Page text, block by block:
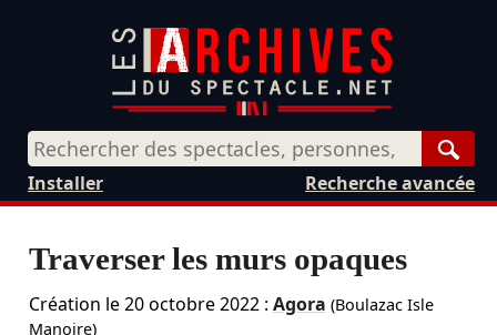
Recherche avancée
Installer
Traverser les murs opaques
Création le20 octobre 2022: Agora (Boulazac Isle
Manoire)